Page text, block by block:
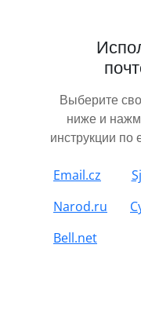
Выберите
ниже и
инструкции
Email.cz
Narod.ru
Bell.net